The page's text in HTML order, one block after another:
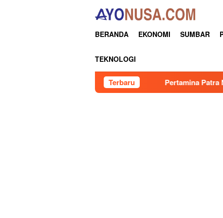
BERANDA EKONOMI SUMBAR
TEKNOLOGI
Terbaru
Pertamina Patra Niaga Regional